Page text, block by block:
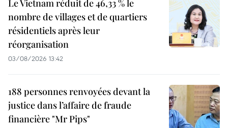
Le Vietnam réduit de 46,33 % le
nombre de villages et de quartiers
résidentiels après leur
réorganisation
03/08/2026 13:42
188 personnes renvoyées devant la
justice dans l’affaire de fraude
financière "Mr Pips"